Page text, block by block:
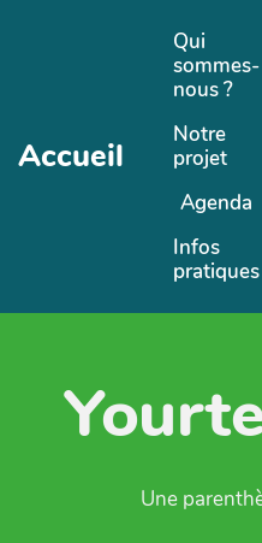
Aller au contenu principal
Accueil
Qui
sommes-
nous ?
Notre
projet
Agenda
Infos
pratiques
Une